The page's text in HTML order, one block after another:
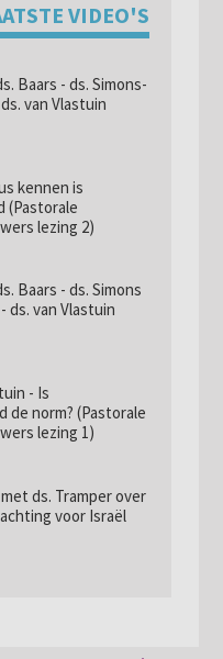
VIDEO'S
Baars - ds. Simons-
van Vlastuin
kennen is
(Pastorale
lezing 2)
Baars - ds. Simons
ds. van Vlastuin
- Is
de norm? (Pastorale
lezing 1)
ds. Tramper over
voor Israël